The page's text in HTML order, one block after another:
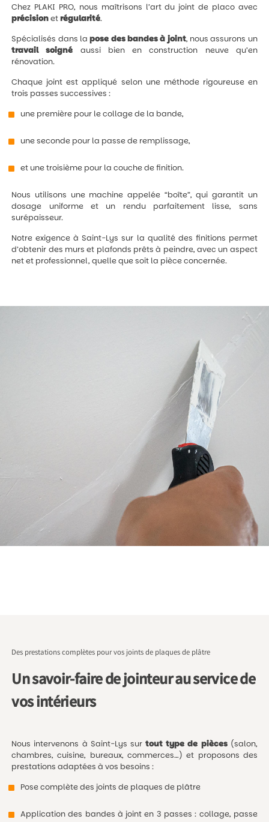
Chez PLAKI PRO, nous maîtrisons l’art du joint de placo avec
précisionetrégularité.
Spécialisés dans lapose des bandes à joint, nous assurons un
travail
soigné aussi bien en construction neuve qu’en
rénovation.
Chaque joint est appliqué selon une méthode rigoureuse en
trois passes successives :
une première pour le collage de la bande,
une seconde pour la passe de remplissage,
et une troisième pour la couche de finition.
Nous utilisons une machine appelée “boîte”, qui garantit un
dosage uniforme et un rendu parfaitement lisse, sans
surépaisseur.
Notre exigence à Saint-Lys sur la qualité des finitions permet
d’obtenir des murs et plafonds prêts à peindre, avec un aspect
net et professionnel, quelle que soit la pièce concernée.
Des prestations complètes pour vos joints de plaques de plâtre
Un savoir-faire de jointeur au service de
vos intérieurs
Nous intervenons à Saint-Lys surtout type de pièces(salon,
chambres, cuisine, bureaux, commerces…) et proposons des
prestations adaptées à vos besoins :
Pose complète des joints de plaques de plâtre
Application des bandes à joint en 3 passes : collage, passe